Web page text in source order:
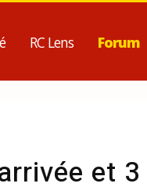
RC Lens Forum
et